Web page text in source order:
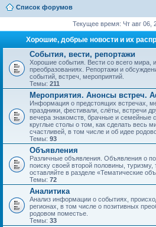
Список форумов
Текущее время: Чт авг 06,
Хорошие, добрые новости и их
События, вести, репортажи
Хорошие события. Вести со всего мира,
преобразованиях. Репортажи и
событий, встреч, мероприятий.
Темы: 211
Мероприятия. Анонсы встреч.
Информация о предстоящих встречах,
праздники, фестивали, слёты, встречи
вечера знакомств, брачные и семейные
круглые столы о том, как сделать весь
счастливей, в том числе и об идее
Темы: 93
Объявления
Различные объявления. Объявления о
поиску своей второй половины, туризму,
оставляйте в разделе «Тематические
Темы: 72
Аналитика
Анализ информации о событиях,
регионах, в том числе о позитивных
родовом поместье.
Темы: 33